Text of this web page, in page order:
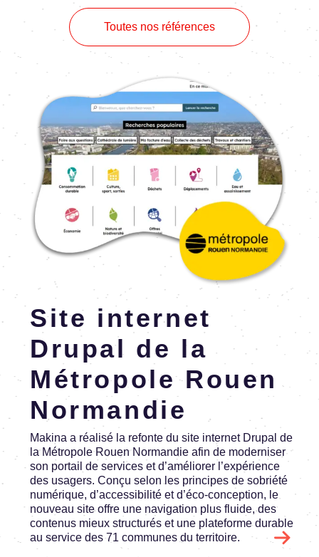
Toutes nos références
Site inter­net
Drupal de la
Métro­pole Rouen
Norman­die
Makina a réalisé la refonte du site inter­net Drupal de
la Métro­pole Rouen Norman­die afin de moder­ni­ser
son portail de services et d’amé­lio­rer l’ex­pé­rience
des usagers. Conçu selon les prin­cipes de sobriété
numé­rique, d’ac­ces­si­bi­lité et d’éco-concep­tion, le
nouveau site offre une navi­ga­tion plus fluide, des
conte­nus mieux struc­tu­rés et une plate­forme durable
au service des 71 communes du terri­toire.
En savoir plus